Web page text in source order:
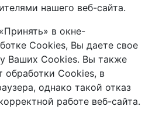
нашего веб-сайта.
в окне-
Сookies, Вы даете свое
Ваших Сookies. Вы также
обработки Сookies, в
однако такой отказ
работе веб-сайта.